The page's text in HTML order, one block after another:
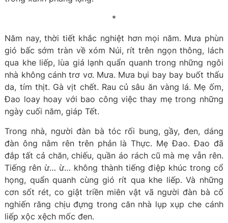
*
Năm nay, thời tiết khắc nghiệt hơn mọi năm. Mưa phùn
gió bấc sớm tràn về xóm Núi, rít trên ngọn thông, lách
qua khe liếp, lùa giá lạnh quẩn quanh trong những ngôi
nhà không cánh trơ vơ. Mưa. Mưa bụi bay bay buốt thấu
da, tím thịt. Gà vịt chết. Rau củ sâu ăn vàng lá. Mẹ ốm,
Đao loay hoay với bao công việc thay mẹ trong những
ngày cuối năm, giáp Tết.
Trong nhà, người đàn bà tóc rối bung, gầy, đen, dáng
đàn ông nằm rên trên phản là Thực. Mẹ Đao. Đao đã
đắp tất cả chăn, chiếu, quần áo rách cũ mà mẹ vẫn rên.
Tiếng rên ừ… ừ… không thành tiếng điệp khúc trong cổ
họng, quẩn quanh cùng gió rít qua khe liếp. Và những
cơn sốt rét, co giật triền miên vật vã người đàn bà cố
nghiến răng chịu đựng trong căn nhà lụp xụp che cánh
liếp xộc xệch mốc đen.